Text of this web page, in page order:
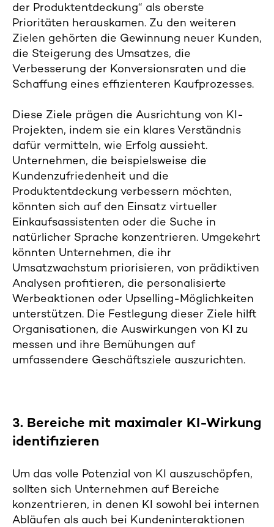
der Produktentdeckung“ als oberste
Prioritäten herauskamen. Zu den weiteren
Zielen gehörten die Gewinnung neuer Kunden,
die Steigerung des Umsatzes, die
Verbesserung der Konversionsraten und die
Schaffung eines effizienteren Kaufprozesses.
Diese Ziele prägen die Ausrichtung von KI-
Projekten, indem sie ein klares Verständnis
dafür vermitteln, wie Erfolg aussieht.
Unternehmen, die beispielsweise die
Kundenzufriedenheit und die
Produktentdeckung verbessern möchten,
könnten sich auf den Einsatz virtueller
Einkaufsassistenten oder die Suche in
natürlicher Sprache konzentrieren. Umgekehrt
könnten Unternehmen, die ihr
Umsatzwachstum priorisieren, von prädiktiven
Analysen profitieren, die personalisierte
Werbeaktionen oder Upselling-Möglichkeiten
unterstützen. Die Festlegung dieser Ziele hilft
Organisationen, die Auswirkungen von KI zu
messen und ihre Bemühungen auf
umfassendere Geschäftsziele auszurichten.
3. Bereiche mit maximaler KI-Wirkung
identifizieren
Um das volle Potenzial von KI auszuschöpfen,
sollten sich Unternehmen auf Bereiche
konzentrieren, in denen KI sowohl bei internen
Abläufen als auch bei Kundeninteraktionen